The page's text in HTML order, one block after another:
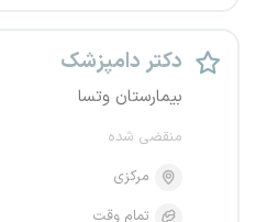
دکتر دامپزشک
بیمارستان وتسا
منقضی شده
مرکزی
تمام وقت